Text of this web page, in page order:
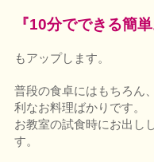
『10分でできる簡単
もアップします。
普段の食卓にはもちろん
利なお料理ばかりです。
お教室の試食時にお出し
す。